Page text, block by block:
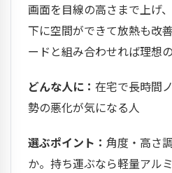
画面を目線の高さまで上げ
下に空間ができて放熱も改
ードと組み合わせれば理想の
どんな人に： 在宅で長時間
勢の悪化が気になる人
選ぶポイント： 角度・高さ
か。持ち運ぶなら軽量アル